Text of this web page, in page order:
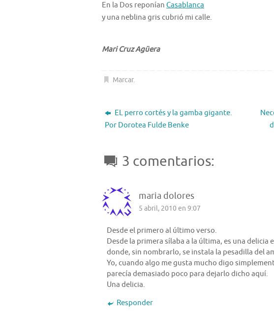
En la Dos reponían Casablanca
y una neblina gris cubrió mi calle.
Mari Cruz Agüera
Marcar.
EL perro cortés y la gamba gigante.
Por Dorotea Fulde Benke
3 comentarios:
maria dolores
5 abril, 2010 en 9:07
Desde el primero al último verso.
Desde la primera sílaba a la última, es una
donde, sin nombrarlo, se instala la pesadilla del
Yo, cuando algo me gusta mucho digo
parecía demasiado poco para dejarlo dicho aquí.
Una delicia.
Responder